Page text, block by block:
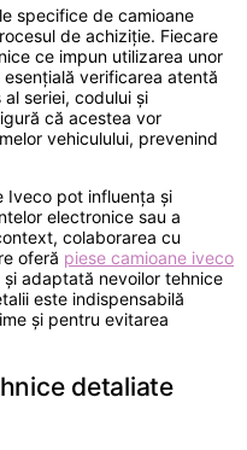
specifice de camioane
de achiziție. Fiecare
ce impun utilizarea unor
verificarea atentă
seriei, codului și
că acestea vor
vehiculului, prevenind
Iveco pot influența și
electronice sau a
colaborarea cu
oferă piese camioane iveco
adaptată nevoilor tehnice
este indispensabilă
și pentru evitarea
detaliate